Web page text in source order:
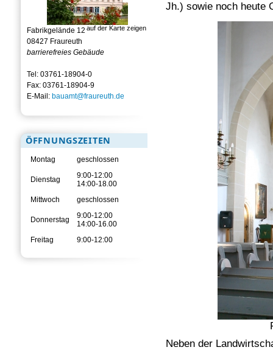
Jh.) sowie noch heute
Neben der
auf der Karte zeigen
Fabrikgelände 12
08427 Fraureuth
barrierefreies Gebäude
Tel: 03761-18904-0
Fax: 03761-18904-9
E-Mail: bauamt@fraureuth.de
ÖFFNUNGSZEITEN
Montag geschlossen
Dienstag
9:00-12:00
14:00-18.00
Mittwoch
geschlossen
Donnerstag
9:00-12:00
14:00-16.00
Freitag
9:00-12:00